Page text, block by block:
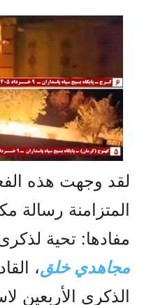
لقد وجهت هذه
المتزامنة رسالة
مفادها: تحية
مجاهدي خلق،
الذكرى الأربعين